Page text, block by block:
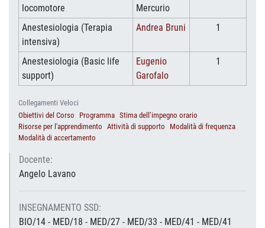
locomotore
Mercurio
Anestesiologia (Terapia
intensiva)
Andrea Bruni 1
Anestesiologia (Basic life
support)
Eugenio
Garofalo
1
Collegamenti Veloci
Obiettivi del Corso
Programma Stima dell’impegno orario
Risorse per l'apprendimento Attività di supporto
Modalità di frequenza
Modalità di accertamento
Docente:
Angelo Lavano
INSEGNAMENTO SSD:
BIO/14 - MED/18 - MED/27 - MED/33 - MED/41 - MED/41